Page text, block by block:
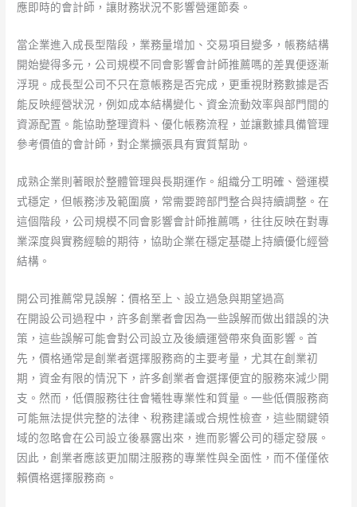
應即時的會計師，讓財務狀況不影響營運節奏。
當企業進入成長型階段，業務量增加、交易項目變多，帳務結構
開始變得多元，公司規模不同會影響會計師推薦嗎的差異便逐漸
浮現。成長型公司不只在意帳務是否完成，更重視財務數據是否
能反映經營狀況，例如成本結構變化、資金流動效率與部門間的
資源配置。能協助整理資料、優化帳務流程，並讓數據具備管理
參考價值的會計師，對企業擴張具有實質幫助。
成熟企業則著眼於整體管理與長期運作。組織分工明確、營運模
式穩定，但帳務涉及範圍廣，常需要跨部門整合與持續調整。在
這個階段，公司規模不同會影響會計師推薦嗎，往往反映在對專
業深度與實務經驗的期待，協助企業在穩定基礎上持續優化經營
結構。
開公司推薦常見誤解：價格至上、設立過急與期望過高
在開設公司過程中，許多創業者會因為一些誤解而做出錯誤的決
策，這些誤解可能會對公司設立及後續運營帶來負面影響。首
先，價格通常是創業者選擇服務商的主要考量，尤其在創業初
期，資金有限的情況下，許多創業者會選擇便宜的服務來減少開
支。然而，低價服務往往會犧牲專業性和質量。一些低價服務商
可能無法提供完整的法律、稅務建議或合規性檢查，這些關鍵領
域的忽略會在公司設立後暴露出來，進而影響公司的穩定發展。
因此，創業者應該更加關注服務的專業性與全面性，而不僅僅依
賴價格選擇服務商。